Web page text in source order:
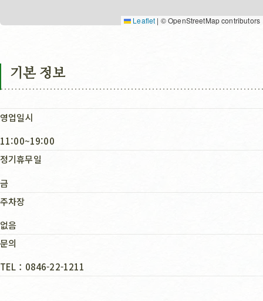
Leaflet | © OpenStreetMap contributors
기본 정보
영업일시
11:00~19:00
정기휴무일
금
주차장
없음
문의
TEL：0846-22-1211